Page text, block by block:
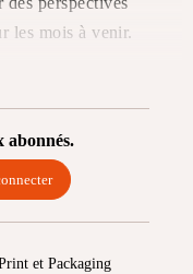
les mois à venir.
abonnés.
et Packaging